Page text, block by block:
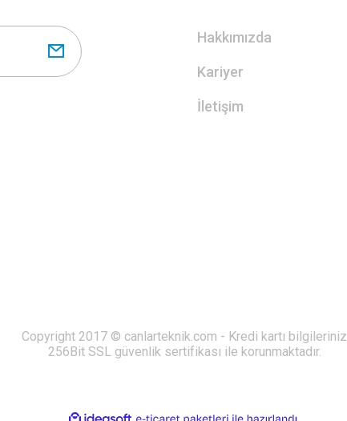
Hakkımızda
Kariyer
İletişim
Copyright 2017 © canlarteknik.com - Kredi kartı bilgileriniz
256Bit SSL güvenlik sertifikası ile korunmaktadır.